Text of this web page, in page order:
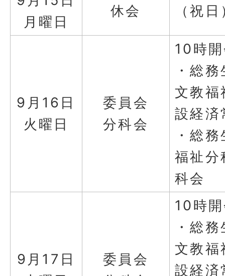
月曜日
休会 （祝
9月16日
火曜日
委員会
分科会
10時
・総
文教福
設経済
・総
福祉分
科会
9月17日
委員会
10時
・総
文教福
設経済